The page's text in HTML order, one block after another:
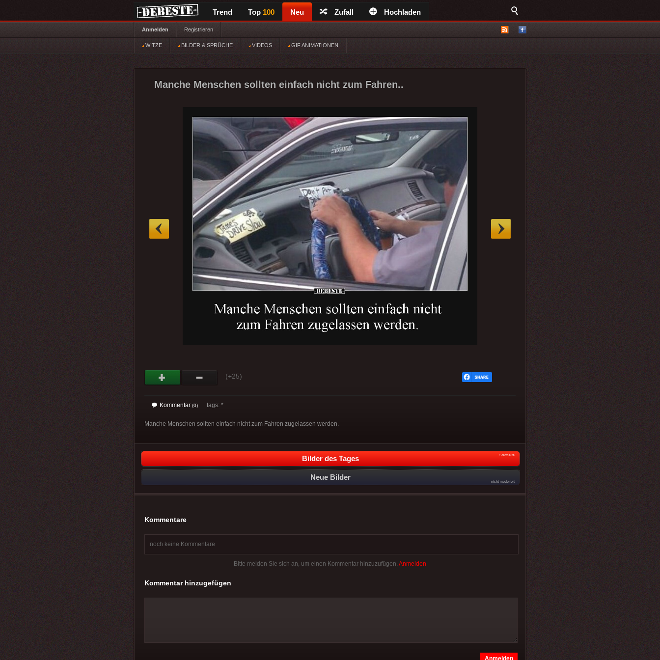
Trend Top 100 Neu Zufall Hochladen
Anmelden Registrieren
WITZE BILDER & SPRÜCHE VIDEOS GIF ANIMATIONEN
Manche Menschen sollten einfach nicht zum Fahren..
(+25)
Kommentar (0) tags: *
Manche Menschen sollten einfach nicht zum Fahren zugelassen werden.
Bilder des Tages Startseite
Neue Bilder
nicht moderiert
Kommentare
noch keine Kommentare
Bitte melden Sie sich an, um einen Kommentar hinzuzufügen. Anmelden
Kommentar hinzugefügen